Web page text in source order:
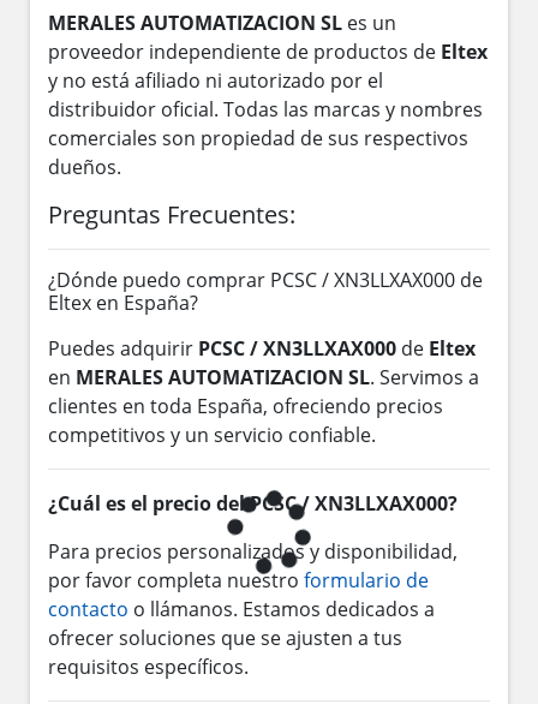
MERALES AUTOMATIZACION SL es un
proveedor independiente de productos de Eltex
y no está afiliado ni autorizado por el
distribuidor oficial. Todas las marcas y nombres
comerciales son propiedad de sus respectivos
dueños.
Preguntas Frecuentes:
¿Dónde puedo comprar PCSC / XN3LLXAX000 de
Eltex en España?
Puedes adquirir PCSC / XN3LLXAX000 de Eltex
en MERALES AUTOMATIZACION SL. Servimos a
clientes en toda España, ofreciendo precios
competitivos y un servicio confiable.
¿Cuál es el precio del PCSC / XN3LLXAX000?
Para precios personalizados y disponibilidad,
por favor completa nuestro formulario de
contacto o llámanos. Estamos dedicados a
ofrecer soluciones que se ajusten a tus
requisitos específicos.